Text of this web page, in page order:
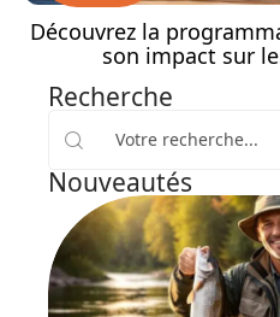
Découvrez la
son impact sur
Recherche
Nouveautés